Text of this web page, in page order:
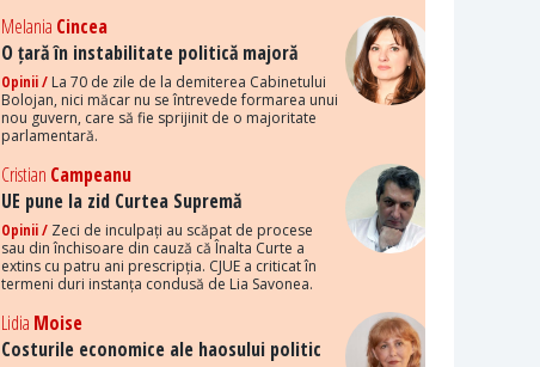
Melania Cincea
O țară în instabilitate politică majoră
Opinii / La 70 de zile de la demiterea Cabinetului
Bolojan, nici măcar nu se întrevede formarea unui
nou guvern, care să fie sprijinit de o majoritate
parlamentară.
Cristian Campeanu
UE pune la zid Curtea Supremă
Opinii / Zeci de inculpați au scăpat de procese
sau din închisoare din cauză că Înalta Curte a
extins cu patru ani prescripția. CJUE a criticat în
termeni duri instanța condusă de Lia Savonea.
Lidia Moise
Costurile economice ale haosului politic